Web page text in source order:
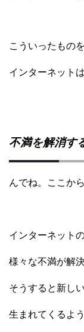
こういったもの
インターネット
不満を解消す
んでね。 ここか
インターネット
様々な不満が解
そうすると新し
生まれてくるよ